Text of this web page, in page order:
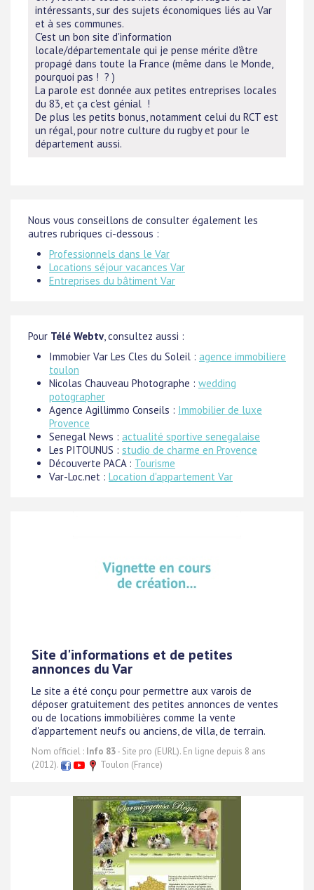
intéressants, sur des sujets économiques liés au Var
et à ses communes.
C'est un bon site d'information
locale/départementale qui je pense mérite d'être
propagé dans toute la France (même dans le Monde,
pourquoi pas ! ? )
La parole est donnée aux petites entreprises locales
du 83, et ça c'est génial !
De plus les petits bonus, notamment celui du RCT est
un régal, pour notre culture du rugby et pour le
département aussi.
Nous vous conseillons de consulter également les
autres rubriques ci-dessous :
Professionnels dans le Var
Locations séjour vacances Var
Entreprises du bâtiment Var
Pour Télé Webtv, consultez aussi :
Immobier Var Les Cles du Soleil : agence immobiliere
toulon
Nicolas Chauveau Photographe : wedding
potographer
Agence Agillimmo Conseils : Immobilier de luxe
Provence
Senegal News : actualité sportive senegalaise
Les PITOUNUS : studio de charme en Provence
Découverte PACA : Tourisme
Var-Loc.net : Location d'appartement Var
Site d'informations et de petites
annonces du Var
Le site a été conçu pour permettre aux varois de
déposer gratuitement des petites annonces de ventes
ou de locations immobilières comme la vente
d'appartement neufs ou anciens, de villa, de terrain.
Nom officiel : Info 83- Site pro (EURL). En ligne depuis 8 ans
(2012).
Toulon (France)